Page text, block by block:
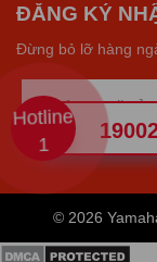
ĐĂNG KÝ
Đừng bỏ lỡ hàng
© 2026
Hotline
1